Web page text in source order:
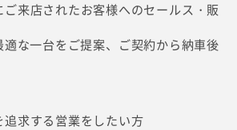
ご来店されたお客様へのセールス・販
適な一台をご提案、ご契約から納車後
追求する営業をしたい方
・車検、オプション機器や部品の取付
の業務
ディーラーならではのスペシャル･ツ
用診断機を扱った整備
お客様のご要望やニーズを伺い、他の
しながら最適なメインテナンスなど
テナンス内容や今後のメインテナン
説明
客様の疑問や要望に対してお答えをし
ご検討される場合は、営業担当（セー
ント）へと連携
つ拠点のマネジャーとしてスタッフを
達成を目指す
一部となり、リーダーシップを発揮